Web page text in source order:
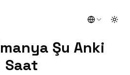
Şu Anki
Saat